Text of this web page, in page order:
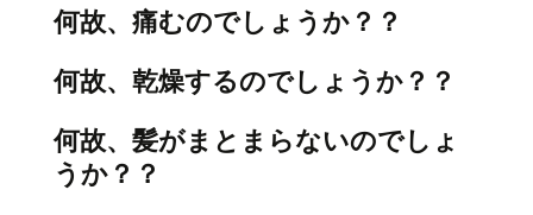
何故、痛むのでしょうか？？
何故、乾燥するのでしょうか？？
何故、髪がまとまらないのでしょ
うか？？